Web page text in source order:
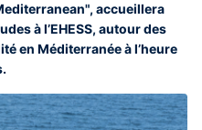
accueillera
à l’EHESS, autour des
en Méditerranée à l’heure